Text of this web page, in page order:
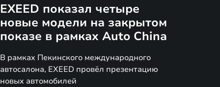
EXEED показал четыре
новые модели на закрытом
показе в рамках Auto China
В рамках Пекинского международного
автосалона, EXEED провёл презентацию
новых автомобилей